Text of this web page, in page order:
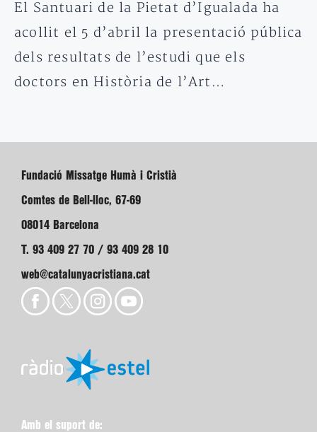
El Santuari de la Pietat d’Igualada ha
acollit el 5 d’abril la presentació pública
dels resultats de l’estudi que els
doctors en Història de l’Art…
Fundació Missatge Humà i Cristià
Comtes de Bell-lloc, 67-69
08014 Barcelona
T. 93 409 27 70 / 93 409 28 10
web@catalunyacristiana.cat
Amb el suport de: